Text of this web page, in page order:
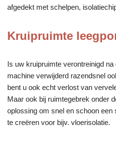
afgedekt met schelpen,
Kruipruimte
Is uw kruipruimte verontreinigd
machine verwijderd razendsnel
bent u ook echt verlost van
Maar ook bij ruimtegebrek onder
oplossing om snel en schoon
te creëren voor bijv. vloerisolatie.